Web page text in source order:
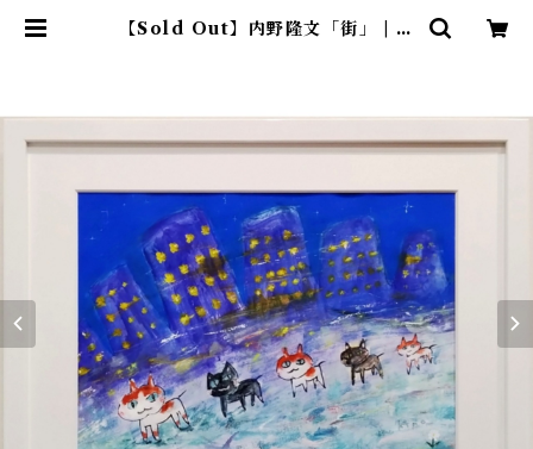
【Sold Out】内野隆文「街」 | ア